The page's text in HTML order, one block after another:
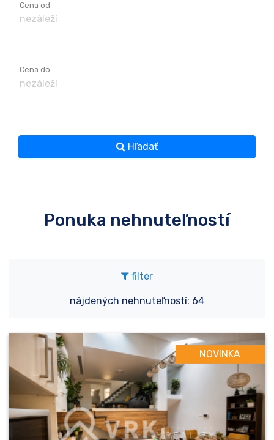
Cena od
Cena do
Hľadať
Ponuka nehnuteľností
filter
nájdených nehnuteľností: 64
NOVINKA